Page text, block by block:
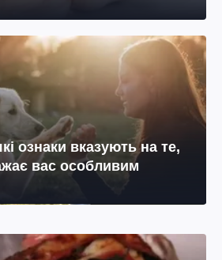
ознаки вказують на те,
вас особливим